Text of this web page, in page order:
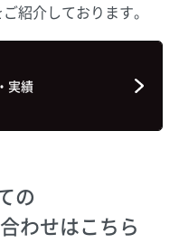
紹介しております。
実績
の
わせはこちら